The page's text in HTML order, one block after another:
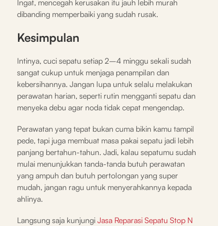
Ingat, mencegah kerusakan itu jauh lebih murah
dibanding memperbaiki yang sudah rusak.
Kesimpulan
Intinya, cuci sepatu setiap 2–4 minggu sekali sudah
sangat cukup untuk menjaga penampilan dan
kebersihannya. Jangan lupa untuk selalu melakukan
perawatan harian, seperti rutin mengganti sepatu dan
menyeka debu agar noda tidak cepat mengendap.
Perawatan yang tepat bukan cuma bikin kamu tampil
pede, tapi juga membuat masa pakai sepatu jadi lebih
panjang bertahun-tahun. Jadi, kalau sepatumu sudah
mulai menunjukkan tanda-tanda butuh perawatan
yang ampuh dan butuh pertolongan yang super
mudah, jangan ragu untuk menyerahkannya kepada
ahlinya.
Langsung saja kunjungi Jasa Reparasi Sepatu Stop N